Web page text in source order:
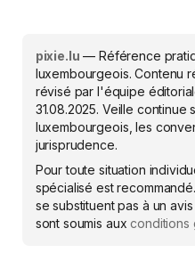
pixie.lu — Référence
luxembourgeois. Contenu
révisé par l'équipe
31.08.2025. Veille continue
luxembourgeois, les
jurisprudence.
Pour toute situation
spécialisé est
se substituent pas à un
sont soumis auxconditions